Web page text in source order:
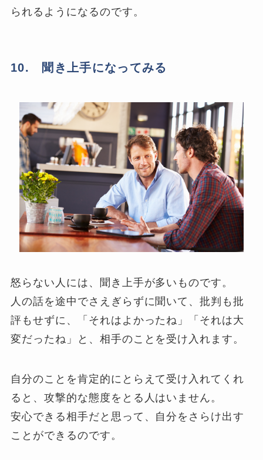
られるようになるのです。
10. 聞き上手になってみる
怒らない人には、聞き上手が多いものです。
人の話を途中でさえぎらずに聞いて、批判も批
評もせずに、「それはよかったね」「それは大
変だったね」と、相手のことを受け入れます。
自分のことを肯定的にとらえて受け入れてくれ
ると、攻撃的な態度をとる人はいません。
安心できる相手だと思って、自分をさらけ出す
ことができるのです。